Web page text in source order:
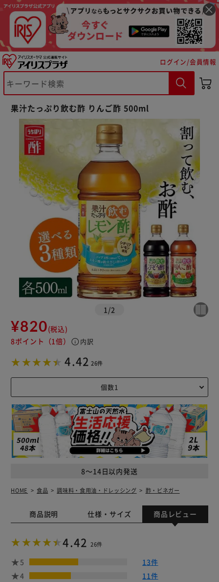
ログイン/会員情報
果汁たっぷり飲む酢 りんご酢 500ml
1 /2
¥820(税込)
8ポイント （1倍） info 内訳
4.42 26件
8～14日以内発送
HOME 食品 調味料・食用油・ドレッシング 酢・ビネガー
商品説明 仕様・サイズ 商品レビュー
4.42 26件
5
13件
4
11件
※ご確認ください
カートに入れる